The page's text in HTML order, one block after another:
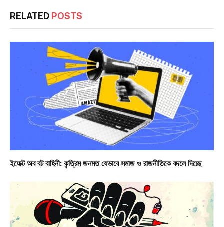
RELATED POSTS
ইফেক্ট অব বট বাহিনী: কৃত্রিম জনমত যেভাবে সমাজ ও রাজনীতিকে বদলে দিচ্ছে